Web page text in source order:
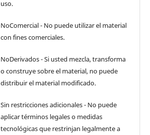
uso.
NoComercial - No puede utilizar el material
con fines comerciales.
NoDerivados - Si usted mezcla, transforma
o construye sobre el material, no puede
distribuir el material modificado.
Sin restricciones adicionales - No puede
aplicar términos legales o medidas
tecnológicas que restrinjan legalmente a